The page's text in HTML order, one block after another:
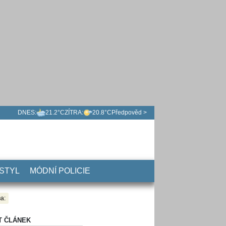
DNES: 21.2°CZÍTRA: 20.8°C Předpověd >
MÓDNÍ POLICIE
ČLÁNEK